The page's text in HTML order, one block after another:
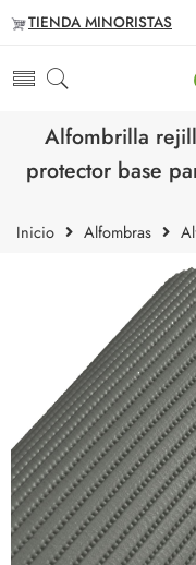
TIENDA MINORISTAS
Alfombrilla
protector base
Inicio Alfombras